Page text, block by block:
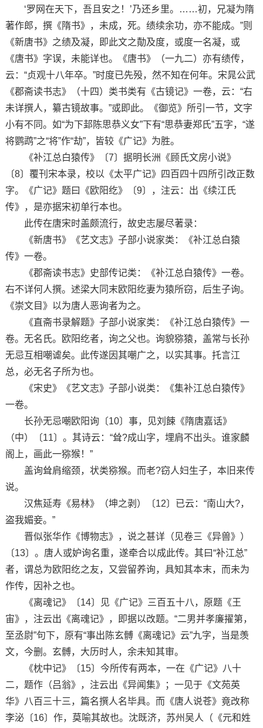
‘罗网在天下，吾且安之！’乃还乡里。……初，兄凝为隋
著作郎，撰《隋书》，未成，死。绩续余功，亦不能成。”则
《新唐书》之绩及凝，即此文之勣及度，或度一名凝，或
《唐书》字误，未能详也。《唐书》（一九二）亦有绩传，
云：“贞观十八年卒。”时度已先殁，然不知在何年。宋晁公武
《郡斋读书志》（十四）类书类有《古镜记》一卷，云：“右
未详撰人，纂古镜故事。”或即此。《御览》所引一节，文字
小有不同。如“为下邽陈思恭义女”下有“思恭妻郑氏”五字，“遂
将鹦鹉”之“将”作“劫”，皆较《广记》为胜。
《补江总白猿传》〔7〕据明长洲《顾氏文房小说》
〔8〕覆刊宋本录，校以《太平广记》四百四十四所引改正数
字。《广记》题曰《欧阳纥》〔9〕，注云：出《续江氏
传》，是亦据宋初单行本也。
此传在唐宋时盖颇流行，故史志屡尽著录：
《新唐书》《艺文志》子部小说家类：《补江总白猿
传》一卷。
《郡斋读书志》史部传记类：《补江总白猿传》一卷。
右不详何人撰。述梁大同末欧阳纥妻为猿所窃，后生子询。
《崇文目》以为唐人恶询者为之。
《直斋书录解题》子部小说家类：《补江总白猿传》一
卷。无名氏。欧阳纥者，询之父也。询貌猕猿，盖常与长孙
无忌互相嘲谑矣。此传遂因其嘲广之，以实其事。托言江
总，必无名子所为也。
《宋史》《艺文志》子部小说类：《集补江总白猿传》
一卷。
长孙无忌嘲欧阳询〔10〕事，见刘餗《隋唐嘉话》
（中）〔11〕。其诗云：“耸?成山字，埋肩不出头。谁家麟
阁上，画此一猕猴！”
盖询耸肩缩颈，状类猕猴。而老?窃人妇生子，本旧来传
说。
汉焦延寿《易林》（坤之剥）〔12〕已云：“南山大?，
盗我媚妾。”
晋似张华作《博物志》，说之甚详（见卷三《异兽》）
〔13〕。唐人或妒询名重，遂牵合以成此传。其曰“补江总”
者，谓总为欧阳纥之友，又尝留养询，具知其本末，而未为
作传，因补之也。
《离魂记》〔14〕见《广记》三百五十八，原题《王
宙》，注云出《离魂记》，即据以改题。“二男并孝廉擢第，
至丞尉”句下，原有“事出陈玄髆《离魂记》云”九字，当是羡
文，今删。玄髆，大历时人，余未知其审。
《枕中记》〔15〕今所传有两本，一在《广记》八十
二，题作（吕翁》，注云出《异闻集》；一见于《文苑英
华》八百三十三，篇名撰人名毕具。而《唐人说苍》竟改称
李泌〔16〕作，莫喻其故也。沈既济，苏州吴人（《元和姓